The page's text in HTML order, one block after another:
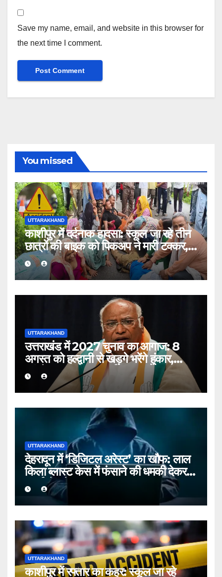
Save my name, email, and website in this browser for
the next time I comment.
You missed
UTTARAKHAND
काशीपुर में दर्दनाक हादसा: स्कूल जा रहे तीन
छात्रों की बाइक को पिकअप ने मारी टक्कर,
एक की मौत, दो घायल
UTTARAKHAND
उत्तराखंड में 2027 चुनाव का आगाज: 8
अगस्त को हल्द्वानी से खड़गे भरेंगे हुंकार,
कांग्रेस का शक्ति प्रदर्शन
UTTARAKHAND
देहरादून में ‘डिजिटल अरेस्ट’ का खौफ: लाल
किला ब्लास्ट केस में फंसाने की धमकी देकर
बुजुर्ग से ठगे ₹13 लाख
UTTARAKHAND
काशीपुर में रफ्तार का कहर: स्कूल जा रहे